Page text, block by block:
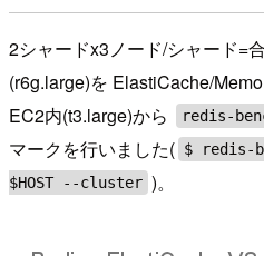
2シャードx3ノード/シャード=
(r6g.large)を ElastiCache/
EC2内(t3.large)から
redis-
マークを行いました( $ redis-
$HOST --cluster )。